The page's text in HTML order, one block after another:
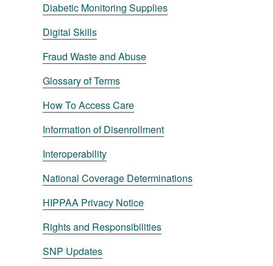
Diabetic Monitoring Supplies
Digital Skills
Fraud Waste and Abuse
Glossary of Terms
How To Access Care
Information of Disenrollment
Interoperability
National Coverage Determinations
HIPPAA Privacy Notice
Rights and Responsibilities
SNP Updates